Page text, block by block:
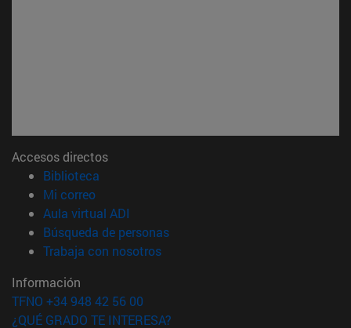
Accesos directos
Biblioteca
Mi correo(abre en nueva ventana)
Aula virtual ADI
Búsqueda de personas(abre en nueva ventana)
Trabaja con nosotros(abre en nueva ventana)
Información
TFNO +34 948 42 56 00
¿QUÉ GRADO TE INTERESA?